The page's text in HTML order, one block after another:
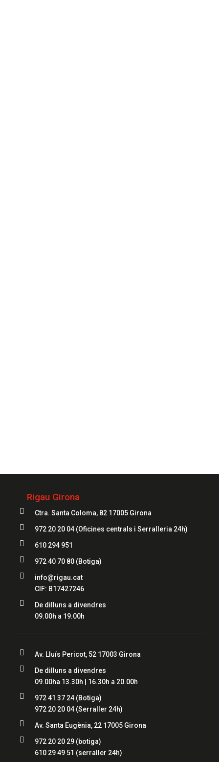
Rigau Girona
 Ctra. Santa Coloma, 82 17005 Girona
 972 20 20 04 (Oficines centrals i Serralleria 24h)
 610 294 951
 972 40 70 80 (Botiga)

info@rigau.cat
CIF: B17427246

De dilluns a divendres
09.00h a 19.00h
 Av. Lluís Pericot, 52 17003 Girona

De dilluns a divendres
09.00ha 13.30h | 16.30h a 20.00h
 972 41 37 24(Botiga)
972 20 20 04(Serraller 24h)
 Av. Santa Eugènia, 22 17005 Girona

972 20 20 29 (botiga)
610 29 49 51 (serraller 24h)